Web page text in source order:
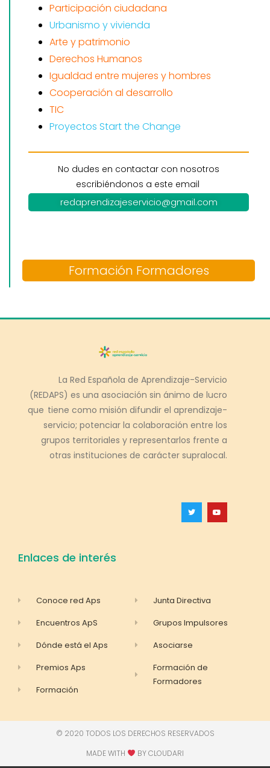
Participación ciudadana
Urbanismo y vivienda
Arte y patrimonio
Derechos Humanos
Igualdad entre mujeres y hombres
Cooperación al desarrollo
TIC
Proyectos Start the Change
No dudes en contactar con nosotros
escribiéndonos a este email
redaprendizajeservicio@gmail.com
Formación Formadores
La Red Española de Aprendizaje-Servicio
(REDAPS) es una asociación sin ánimo de lucro
que tiene como misión difundir el aprendizaje-
servicio; potenciar la colaboración entre los
grupos territoriales y representarlos frente a
otras instituciones de carácter supralocal.
Enlaces de interés
Conoce red Aps
Encuentros ApS
Dónde está el Aps
Premios Aps
Formación
Junta Directiva
Grupos Impulsores
Asociarse
Formación de
Formadores
© 2020 TODOS LOS DERECHOS RESERVADOS
MADE WITH
BY CLOUDARI​